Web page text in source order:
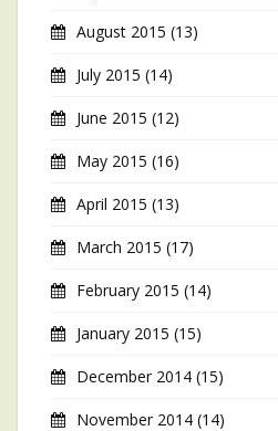
August 2015 (13)
July 2015 (14)
June 2015 (12)
May 2015 (16)
April 2015 (13)
March 2015 (17)
February 2015 (14)
January 2015 (15)
December 2014 (15)
November 2014 (14)